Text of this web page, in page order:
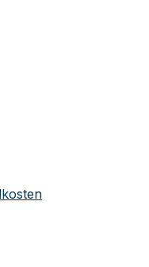
5 von 5 Sternen